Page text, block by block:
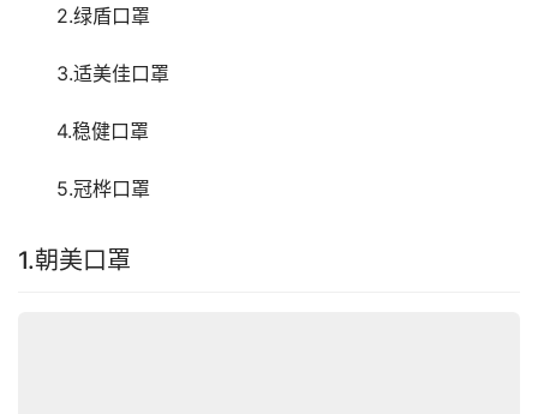
2.绿盾口罩
3.适美佳口罩
4.稳健口罩
5.冠桦口罩
1.朝美口罩